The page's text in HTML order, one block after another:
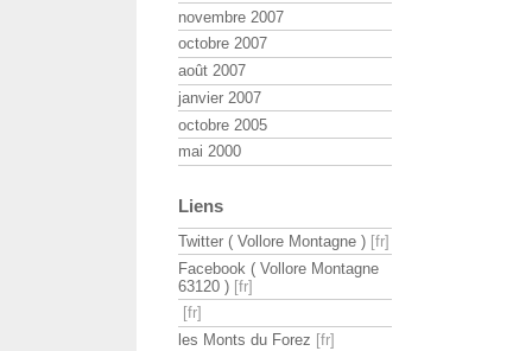
novembre 2007
octobre 2007
août 2007
janvier 2007
octobre 2005
mai 2000
Liens
Twitter ( Vollore Montagne )
Facebook ( Vollore Montagne
63120 )
les Monts du Forez